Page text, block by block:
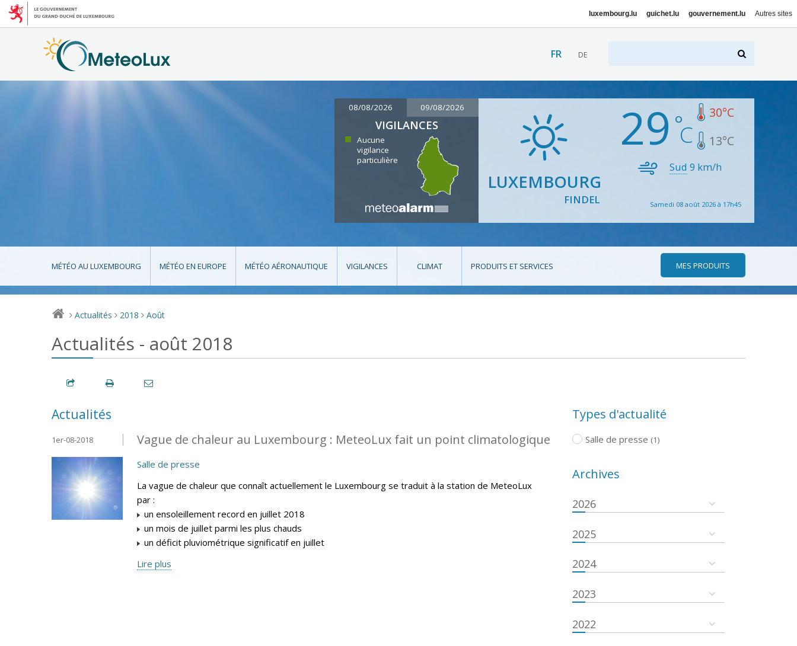
luxembourg.lu guichet.lu gouvernement.lu Autres sites
FR DE
08/08/2026 09/08/2026
VIGILANCES
Aucune
vigilance
particulière
LUXEMBOURG
FINDEL
29 30°C
13°C
Sud 9 km/h
Samedi 08 août 2026 à 17h45
MÉTÉO AU LUXEMBOURG MÉTÉO EN EUROPE MÉTÉO AÉRONAUTIQUE VIGILANCES CLIMAT PRODUITS ET SERVICES MES PRODUITS
> Actualités > 2018 > Août
Actualités - août 2018
Actualités
Vague de chaleur au Luxembourg : MeteoLux fait un point climatologique
1er-08-2018
Salle de presse
La vague de chaleur que connaît actuellement le Luxembourg se traduit à la station de MeteoLux
par :
un ensoleillement record en juillet 2018
un mois de juillet parmi les plus chauds
un déficit pluviométrique significatif en juillet
Lire plus
Types d'actualité
Salle de presse (1)
Archives
2026
2025
2024
2023
2022